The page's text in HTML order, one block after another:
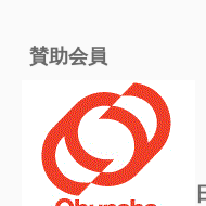
賛助会員